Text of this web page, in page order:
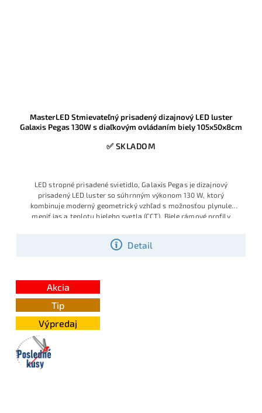
MasterLED Stmievateľný prisadený dizajnový LED luster
Galaxis Pegas 130W s diaľkovým ovládaním biely 105x50x8cm
✅ SKLADOM
Detail
LED stropné prisadené svietidlo, Galaxis Pegas je dizajnový
prisadený LED luster so súhrnným výkonom 130 W, ktorý
kombinuje moderný geometrický vzhľad s možnosťou plynule
meniť jas a teplotu bieleho svetla (CCT). Biele rámové profily
priestorom. Vhodný do obývačky, jedálne alebo moderných
kancelárskych priestorov, pričom všetky funkcie sa ovládajú
Akcia
Tip
Výpredaj
Posledné
kusy